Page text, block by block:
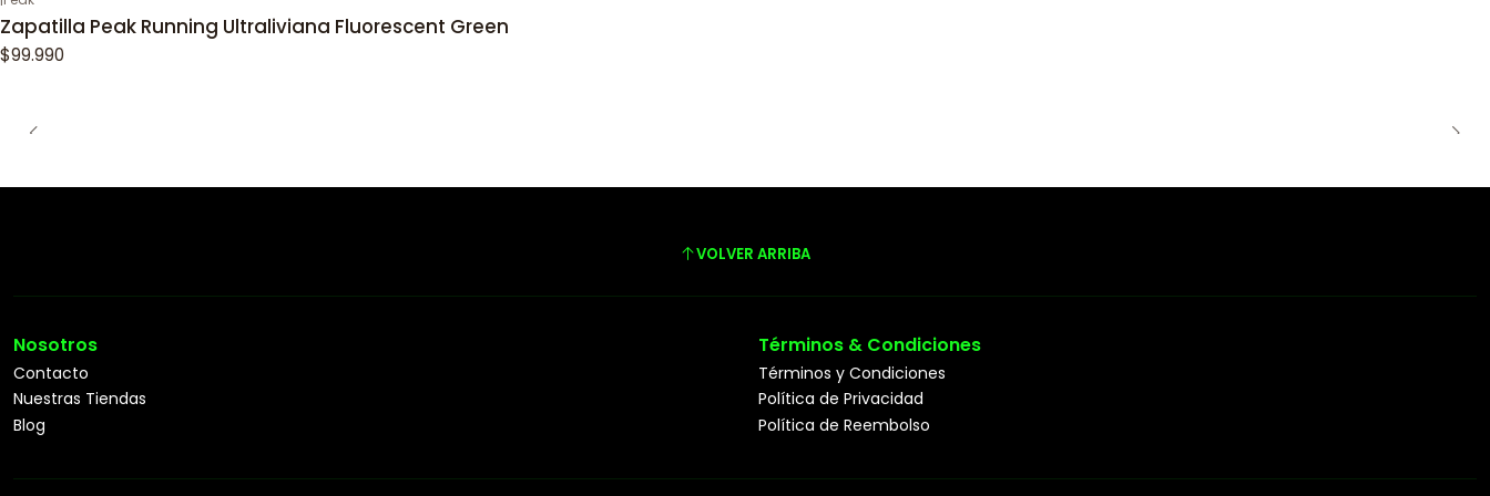
Zapatilla Peak Running Ultraliviana Fluorescent Green
$99.990
VOLVER ARRIBA
Nosotros
Contacto
Nuestras Tiendas
Blog
Términos & Condiciones
Términos y Condiciones
Política de Privacidad
Política de Reembolso